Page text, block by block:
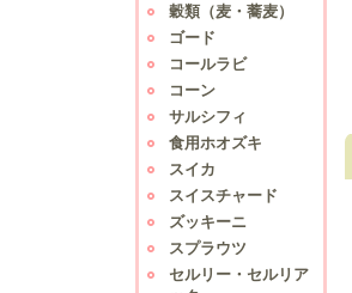
穀類（麦・蕎麦）
ゴード
コールラビ
コーン
サルシフィ
食用ホオズキ
スイカ
スイスチャード
ズッキーニ
スプラウツ
セルリー・セルリア